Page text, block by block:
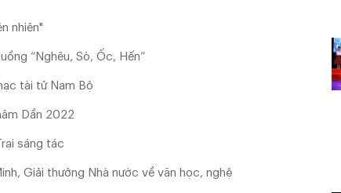
nhiên"
“Nghêu, Sò, Ốc, Hến”
tài tử Nam Bộ
Dần 2022
sáng tác
Giải thưởng Nhà nước về văn học, nghệ